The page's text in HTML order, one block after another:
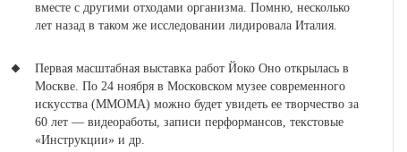
вместе с другими отходами организма. Помню, несколько
лет назад в таком же исследовании лидировала Италия.
Первая масштабная выставка работ Йоко Оно открылась в
Москве. По 24 ноября в Московском музее современного
искусства (ММОМА) можно будет увидеть ее творчество за
60 лет — видеоработы, записи перформансов, текстовые
«Инструкции» и др.